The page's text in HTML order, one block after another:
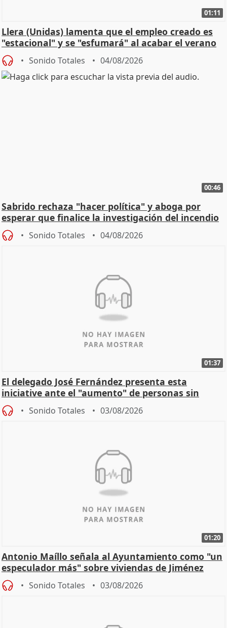
01:11
Llera (Unidas) lamenta que el empleo creado es
"estacional" y se "esfumará" al acabar el verano
Sonido Totales 04/08/2026
00:46
Sabrido rechaza "hacer política" y aboga por
esperar que finalice la investigación del incendio
Sonido Totales 04/08/2026
01:37
El delegado José Fernández presenta esta
iniciative ante el "aumento" de personas sin
hogar en Madri
Sonido Totales 03/08/2026
01:20
Antonio Maíllo señala al Ayuntamiento como "un
especulador más" sobre viviendas de Jiménez
Becerril
Sonido Totales 03/08/2026